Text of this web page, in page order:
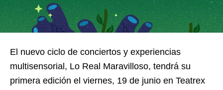
El nuevo ciclo de conciertos y experiencias
multisensorial, Lo Real Maravilloso, tendrá su
primera edición el viernes, 19 de junio en Teatrex